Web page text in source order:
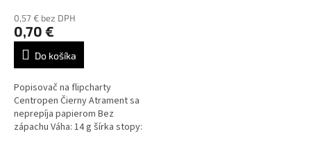
0,57 € bez DPH
0,70 €
Do košíka
Popisovač na flipcharty
Centropen Čierny Atrament sa
neprepíja papierom Bez
zápachu Váha: 14 g šírka stopy: